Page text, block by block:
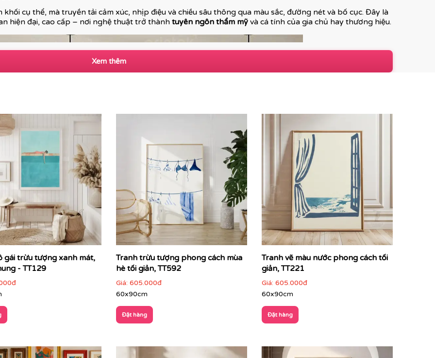
cụ thể, mà truyền tải cảm xúc, nhịp điệu và chiều sâu thông qua màu sắc, đường nét và bố cục. Đây là
hiện đại, cao cấp – nơi nghệ thuật trở thành tuyên ngôn thẩm mỹ và cá tính của gia chủ hay thương hiệu.
Xem thêm
gái trừu tượng xanh mát,
- TT129
Tranh trừu tượng phong cách mùa
hè tối giản, TT592
Giá: 605.000đ
60x90cm
Đặt hàng
Tranh vẽ màu nước phong cách tối
giản, TT221
Giá: 605.000đ
60x90cm
Đặt hàng